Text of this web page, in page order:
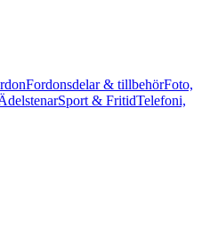
Fordonsdelar & tillbehörFoto,
Sport & FritidTelefoni,